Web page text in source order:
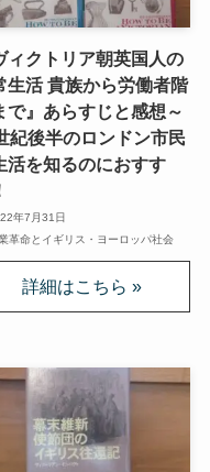
ジアの仏教
学
ィクトリア朝英国人の
生活 貴族から労働者階
で』あらすじと感想～
紀後半のロンドン市民
活を知るのにおすす
年7月31日
革命とイギリス・ヨーロッパ社会